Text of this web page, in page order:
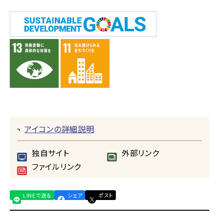
アイコンの詳細説明
独自サイト
外部リンク
ファイルリンク
LINEで送る シェア ポスト